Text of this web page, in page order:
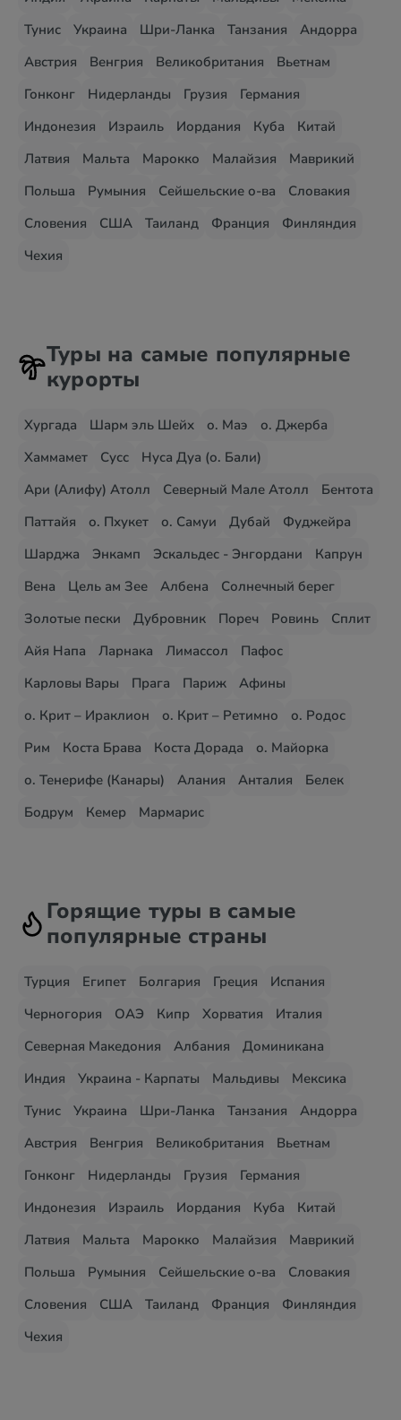
Тунис
Украина Шри-Ланка Танзания
Андорра
Австрия
Венгрия Великобритания
Вьетнам
Гонконг
Нидерланды Грузия
Германия
Индонезия
Израиль Иордания Куба
Китай
Латвия
Мальта Марокко Малайзия
Маврикий
Польша
Румыния Сейшельские о-ва
Словакия
Словения
США Таиланд Франция
Финляндия
Чехия
Туры на самые популярные
курорты
Хургада Шарм эль Шейх о. Маэ
о. Джерба
Хаммамет
Сусс
Нуса Дуа (о. Бали)
Ари (Алифу) Атолл
Северный Мале Атолл
Бентота
Паттайя
о. Пхукет о. Самуи Дубай
Фуджейра
Шарджа
Энкамп Эскальдес - Энгордани
Капрун
Вена
Цель ам Зее Албена
Солнечный берег
Золотые пески
Дубровник Пореч Ровинь
Сплит
Айя Напа
Ларнака Лимассол
Пафос
Карловы Вары
Прага Париж
Афины
о. Крит – Ираклион
о. Крит – Ретимно
о. Родос
Рим
Коста Брава Коста Дорада
о. Майорка
о. Тенерифе (Канары)
Алания Анталия
Белек
Бодрум
Кемер Мармарис
Горящие туры в самые
популярные страны
Турция Египет Болгария Греция
Испания
Черногория
ОАЭ Кипр Хорватия
Италия
Северная Македония
Албания
Доминикана
Индия
Украина - Карпаты Мальдивы
Мексика
Тунис
Украина Шри-Ланка Танзания
Андорра
Австрия
Венгрия Великобритания
Вьетнам
Гонконг
Нидерланды Грузия
Германия
Индонезия
Израиль Иордания Куба
Китай
Латвия
Мальта Марокко Малайзия
Маврикий
Польша
Румыния Сейшельские о-ва
Словакия
Словения
США Таиланд Франция
Финляндия
Чехия